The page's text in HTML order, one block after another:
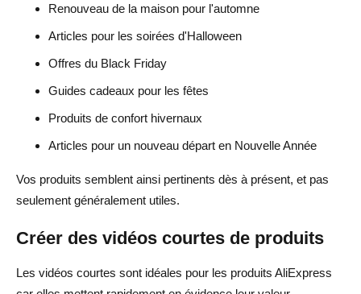
Renouveau de la maison pour l'automne
Articles pour les soirées d'Halloween
Offres du Black Friday
Guides cadeaux pour les fêtes
Produits de confort hivernaux
Articles pour un nouveau départ en Nouvelle Année
Vos produits semblent ainsi pertinents dès à présent, et pas
seulement généralement utiles.
Créer des vidéos courtes de produits
Les vidéos courtes sont idéales pour les produits AliExpress